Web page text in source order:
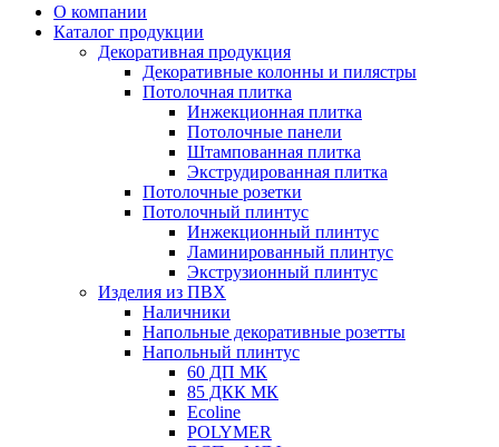
О компании
Каталог продукции
Декоративная продукция
Декоративные колонны и пилястры
Потолочная плитка
Инжекционная плитка
Потолочные панели
Штампованная плитка
Экструдированная плитка
Потолочные розетки
Потолочный плинтус
Инжекционный плинтус
Ламинированный плинтус
Экструзионный плинтус
Изделия из ПВХ
Наличники
Напольные декоративные розетты
Напольный плинтус
60 ДП МК
85 ДКК МК
Ecoline
POLYMER